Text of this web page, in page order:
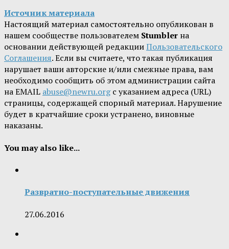
Источник материала
Настоящий материал самостоятельно опубликован в
нашем сообществе пользователем Stumbler на
основании действующей редакцииПользовательского
Соглашения. Если вы считаете, что такая публикация
нарушает ваши авторские и/или смежные права, вам
необходимо сообщить об этом администрации сайта
на EMAIL abuse@newru.orgс указанием адреса (URL)
страницы, содержащей спорный материал. Нарушение
будет в кратчайшие сроки устранено, виновные
наказаны.
You may also like...
Развратно-поступательные движения
27.06.2016